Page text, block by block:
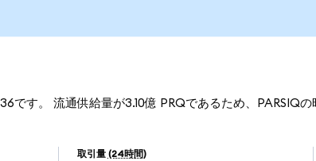
です。 流通供給量が3.10億 PRQであるため、PARSIQの
取引量 (24時間)